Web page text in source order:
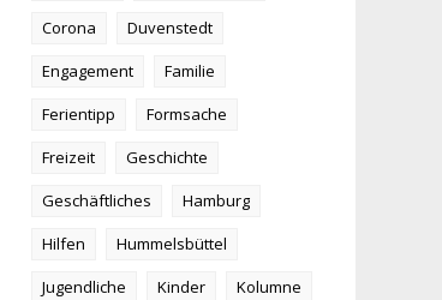
Corona
Duvenstedt
Engagement
Familie
Ferientipp
Formsache
Freizeit
Geschichte
Geschäftliches
Hamburg
Hilfen
Hummelsbüttel
Jugendliche
Kinder
Kolumne